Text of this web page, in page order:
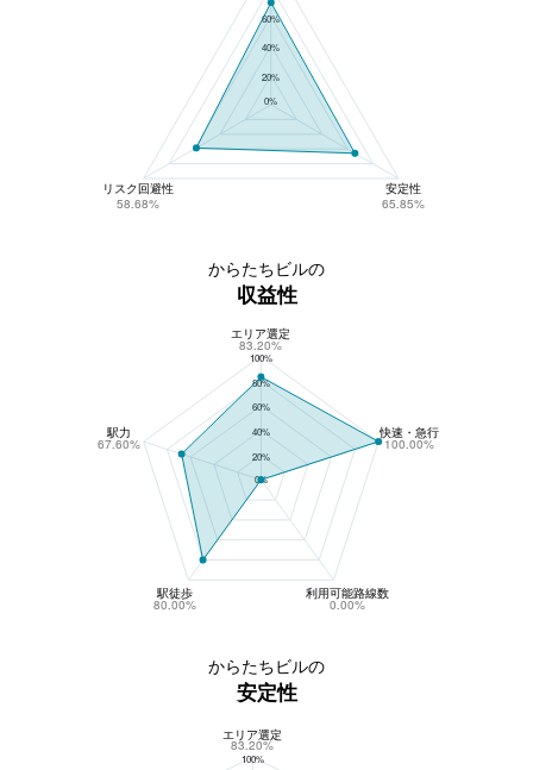
60%
40%
20%
0%
リスク回避性
58.68%
安定性
65.85%
からたちビルの
収益性
からたちビルの収益性
100%
80%
60%
40%
20%
0%
エリア選定
83.20%
駅力
67.60%
駅徒歩
80.00%
利用可能路線数
0.00%
快速・急行
100.00%
からたちビルの
安定性
100%
エリア選定
83.20%